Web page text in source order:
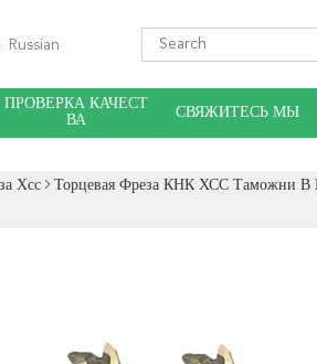
Russian
ПРОВЕРКА КАЧЕСТ
ВА
СВЯЖИТЕСЬ МЫ
Хсс
Торцевая Фреза КНК ХСС Таможни В